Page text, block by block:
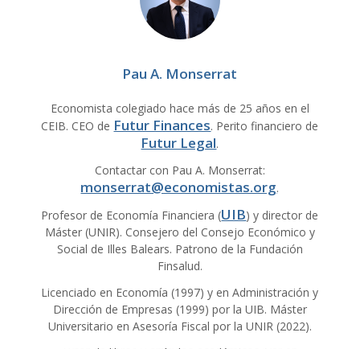
Pau A. Monserrat
Economista colegiado hace más de 25 años en el
CEIB. CEO de Futur Finances. Perito financiero de
Futur Legal.
Contactar con Pau A. Monserrat:
monserrat@economistas.org.
Profesor de Economía Financiera (UIB) y director de
Máster (UNIR). Consejero del Consejo Económico y
Social de Illes Balears. Patrono de la Fundación
Finsalud.
Licenciado en Economía (1997) y en Administración y
Dirección de Empresas (1999) por la UIB. Máster
Universitario en Asesoría Fiscal por la UNIR (2022).